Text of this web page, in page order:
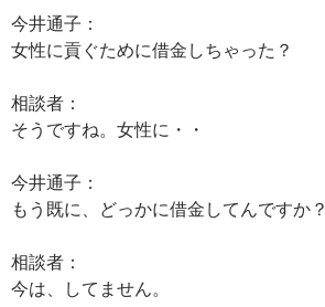
今井通子：
女性に貢ぐために借金しちゃった？
相談者：
そうですね。女性に・・
今井通子：
もう既に、どっかに借金してんですか？
相談者：
今は、してません。